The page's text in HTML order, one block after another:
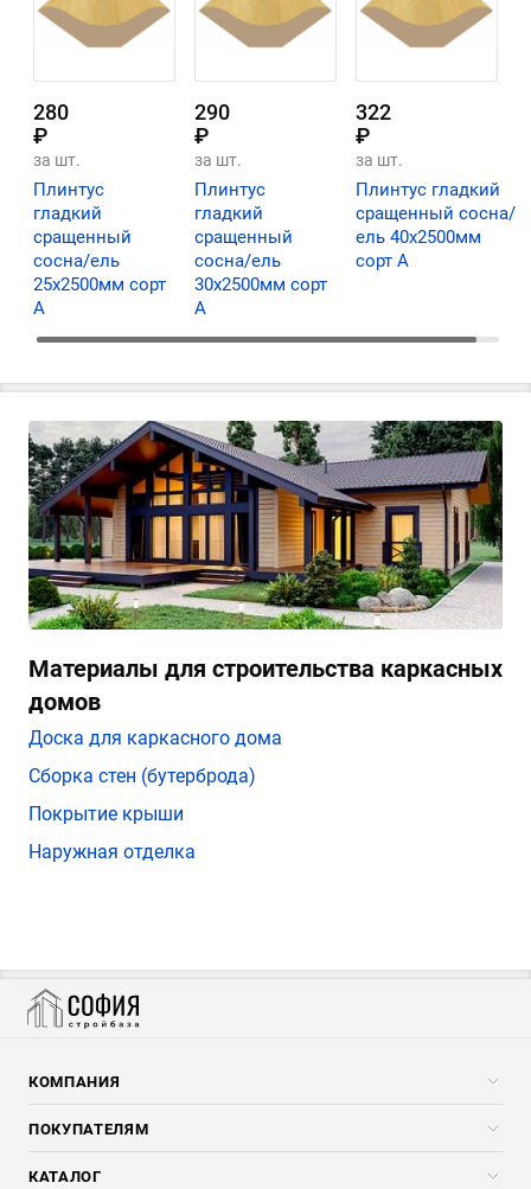
280
₽
за шт.
Плинтус
гладкий
сращенный
сосна/ель
25х2500мм сорт
А
290
₽
за шт.
Плинтус
гладкий
сращенный
сосна/ель
30х2500мм сорт
А
322
₽
за шт.
Плинтус гладкий
сращенный сосна/
ель 40х2500мм
сорт А
Материалы для строительства каркасных
домов
Доска для каркасного дома
Сборка стен (бутерброда)
Покрытие крыши
Наружная отделка
КОМПАНИЯ
Компания
Услуги
ПОКУПАТЕЛЯМ
Скидки стройкомпаниям
КАТАЛОГ